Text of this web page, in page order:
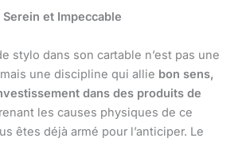
et Impeccable
stylo dans son cartable n’est pas une
une discipline qui allie bon sens,
dans des produits de
les causes physiques de ce
êtes déjà armé pour l’anticiper. Le